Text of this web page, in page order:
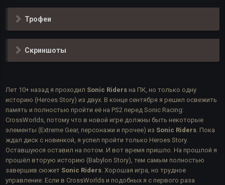
Трофеи
Скриншоты
Лет 10+ назад я проходил Sonic Riders на ПК, но только одну
историю (Heroes Story) из двух. В конце сентября я решил освежить
память и полностью пройти её на PS2 перед Sonic Racing:
CrossWorlds, потому что в новой игре должны быть некоторые
элементы (Extreme Gear, персонажи и прочее) из Sonic Riders. Пока
ждал диск с новинкой, я успел пройти только Heroes Story.
Оставшуюся оставил на потом. И вот время пришло. На прошлой я
прошёл вторую историю (Babylon Story), тем самым полностью
завершив сюжет Sonic Riders. Хорошая игра, но трудное
управление. Если в CrossWorlds и подобных я с первого раза